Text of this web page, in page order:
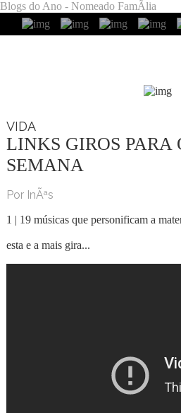
Blogs do Ano - Nomeado FamÃ­lia
VIDA
LINKS GIROS PARA
SEMANA
Por InÃªs
1 | 19 músicas que personificam a
esta e a mais gira...